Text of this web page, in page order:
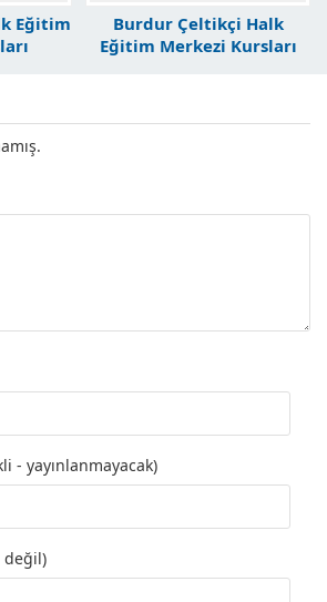
Eğitim
Burdur Çeltikçi Halk
Eğitim Merkezi Kursları
- yayınlanmayacak)
değil)